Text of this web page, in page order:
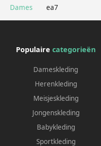
Dames ea7
Populaire categorieën
Dameskleding
Herenkleding
Meisjeskleding
Jongenskleding
Babykleding
Sportkleding